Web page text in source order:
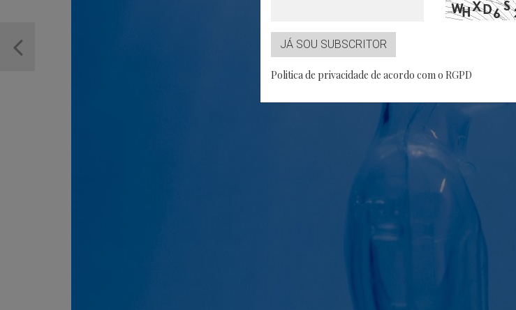
JÁ SOU SUBSCRITOR
Politica de privacidade de acordo com o RGPD